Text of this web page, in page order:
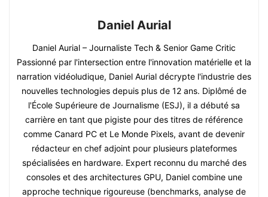
Daniel Aurial
Daniel Aurial – Journaliste Tech & Senior Game Critic
Passionné par l'intersection entre l'innovation matérielle et la
narration vidéoludique, Daniel Aurial décrypte l'industrie des
nouvelles technologies depuis plus de 12 ans. Diplômé de
l'École Supérieure de Journalisme (ESJ), il a débuté sa
carrière en tant que pigiste pour des titres de référence
comme Canard PC et Le Monde Pixels, avant de devenir
rédacteur en chef adjoint pour plusieurs plateformes
spécialisées en hardware. Expert reconnu du marché des
consoles et des architectures GPU, Daniel combine une
approche technique rigoureuse (benchmarks, analyse de